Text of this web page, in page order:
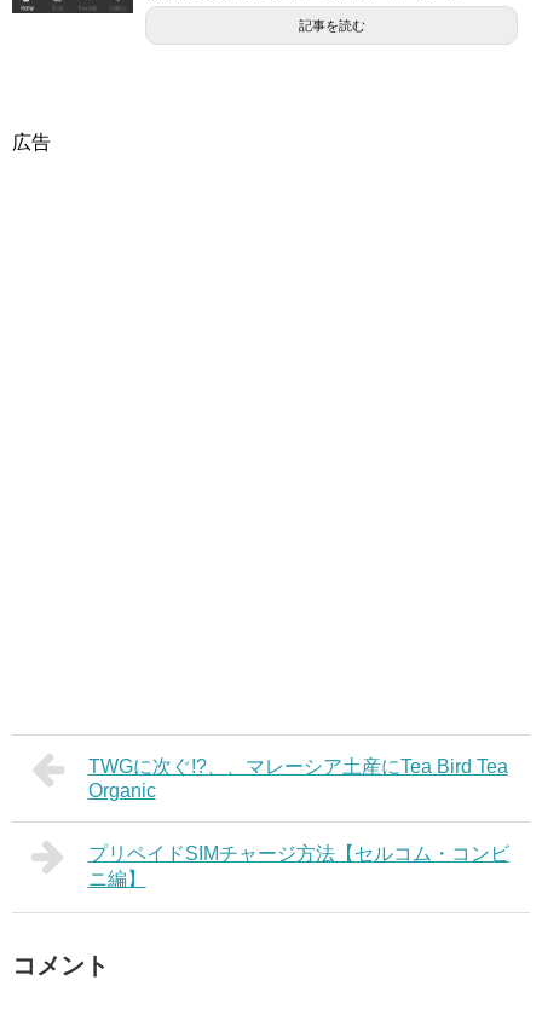
記事を読む
広告
TWGに次ぐ!?、、マレーシア土産にTea Bird Tea
Organic
プリペイドSIMチャージ方法【セルコム・コンビ
ニ編】
コメント